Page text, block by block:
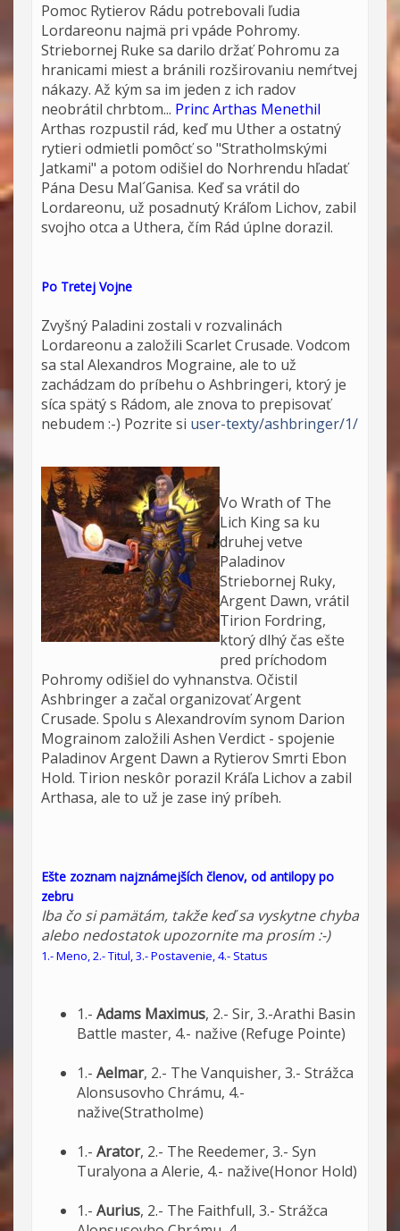
Pomoc Rytierov Rádu potrebovali ľudia
Lordareonu najmä pri vpáde Pohromy.
Striebornej Ruke sa darilo držať Pohromu za
hranicami miest a bránili rozširovaniu nemŕtvej
nákazy. Až kým sa im jeden z ich radov
neobrátil chrbtom... Princ Arthas Menethil
Arthas rozpustil rád, keď mu Uther a ostatný
rytieri odmietli pomôcť so "Stratholmskými
Jatkami" a potom odišiel do Norhrendu hľadať
Pána Desu Mal´Ganisa. Keď sa vrátil do
Lordareonu, už posadnutý Kráľom Lichov, zabil
svojho otca a Uthera, čím Rád úplne dorazil.
Po Tretej Vojne
Zvyšný Paladini zostali v rozvalinách
Lordareonu a založili Scarlet Crusade. Vodcom
sa stal Alexandros Mograine, ale to už
zachádzam do príbehu o Ashbringeri, ktorý je
síca spätý s Rádom, ale znova to prepisovať
nebudem :-) Pozrite si user-texty/ashbringer/1/
Vo Wrath of The
Lich King sa ku
druhej vetve
Paladinov
Striebornej Ruky,
Argent Dawn, vrátil
Tirion Fordring,
ktorý dlhý čas ešte
pred príchodom
Pohromy odišiel do vyhnanstva. Očistil
Ashbringer a začal organizovať Argent
Crusade. Spolu s Alexandrovím synom Darion
Mograinom založili Ashen Verdict - spojenie
Paladinov Argent Dawn a Rytierov Smrti Ebon
Hold. Tirion neskôr porazil Kráľa Lichov a zabil
Arthasa, ale to už je zase iný príbeh.
Ešte zoznam najznámejších členov, od antilopy po
zebru
Iba čo si pamätám, takže keď sa vyskytne chyba
alebo nedostatok upozornite ma prosím :-)
1.- Meno, 2.- Titul, 3.- Postavenie, 4.- Status
1.- Adams Maximus, 2.- Sir, 3.-Arathi Basin
Battle master, 4.- nažive (Refuge Pointe)
1.- Aelmar, 2.- The Vanquisher, 3.- Strážca
Alonsusovho Chrámu, 4.-
nažive(Stratholme)
1.- Arator, 2.- The Reedemer, 3.- Syn
Turalyona a Alerie, 4.- nažive(Honor Hold)
1.- Aurius, 2.- The Faithfull, 3.- Strážca